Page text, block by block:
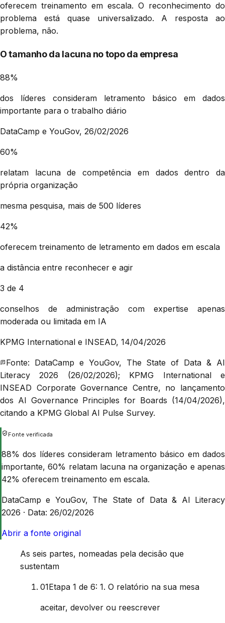
oferecem treinamento em escala. O reconhecimento do
problema está quase universalizado. A resposta ao
problema, não.
O tamanho da lacuna no topo da empresa
88%
dos líderes consideram letramento básico em dados
importante para o trabalho diário
DataCamp e YouGov, 26/02/2026
60%
relatam lacuna de competência em dados dentro da
própria organização
mesma pesquisa, mais de 500 líderes
42%
oferecem treinamento de letramento em dados em escala
a distância entre reconhecer e agir
3 de 4
conselhos de administração com expertise apenas
moderada ou limitada em IA
KPMG International e INSEAD, 14/04/2026
Fonte: DataCamp e YouGov, The State of Data & AI
Literacy 2026 (26/02/2026); KPMG International e
INSEAD Corporate Governance Centre, no lançamento
dos AI Governance Principles for Boards (14/04/2026),
citando a KPMG Global AI Pulse Survey.
Fonte verificada
88% dos líderes consideram letramento básico em dados
importante, 60% relatam lacuna na organização e apenas
42% oferecem treinamento em escala.
DataCamp e YouGov, The State of Data & AI Literacy
2026 · Data: 26/02/2026
Abrir a fonte original
As seis partes, nomeadas pela decisão que
sustentam
01Etapa 1 de 6: 1. O relatório na sua mesa
aceitar, devolver ou reescrever